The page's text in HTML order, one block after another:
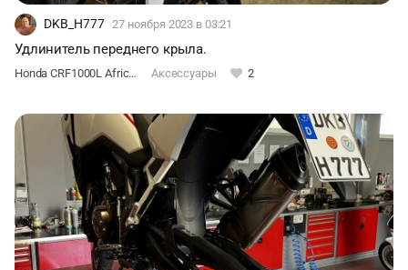
DKB_H777 27 ноября 2023 в 03:21
Удлинитель переднего крыла.
Honda CRF1000L Africa Twin DCT Аксессуары 2